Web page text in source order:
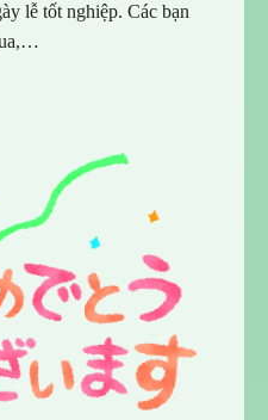
lễ tốt nghiệp. Các bạn